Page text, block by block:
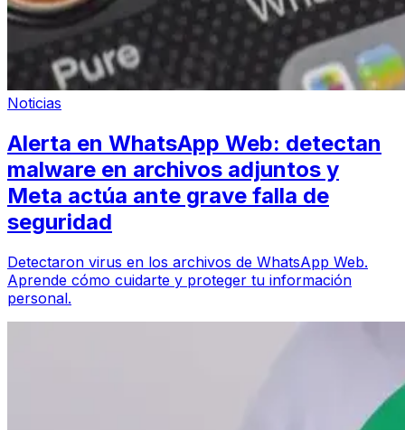
Noticias
Alerta en WhatsApp Web: detectan
malware en archivos adjuntos y
Meta actúa ante grave falla de
seguridad
Detectaron virus en los archivos de WhatsApp Web.
Aprende cómo cuidarte y proteger tu información
personal.